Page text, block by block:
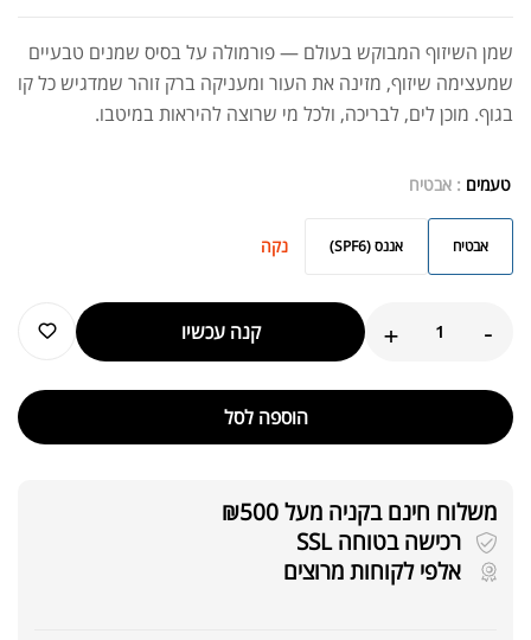
שמן השיזוף המבוקש בעולם — פורמולה על בסיס שמנים טבעיים
שמעצימה שיזוף, מזינה את העור ומעניקה ברק זוהר שמדגיש כל קו
בגוף. מוכן לים, לבריכה, ולכל מי שרוצה להיראות במיטבו.
טעמים : אבטיח
אבטיח אננס (SPF6) נקה
-
+ קנה עכשיו
הוספה לסל
משלוח חינם בקניה מעל ₪500
רכישה בטוחה SSL
אלפי לקוחות מרוצים